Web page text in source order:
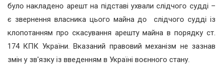
було накладено арешт на підставі ухвали слідчого судді –
є звернення власника цього майна до слідчого судді із
клопотанням про скасування арешту майна в порядку ст.
174 КПК України. Вказаний правовий механізм не зазнав
змін у зв'язку із введенням в Україні воєнного стану.